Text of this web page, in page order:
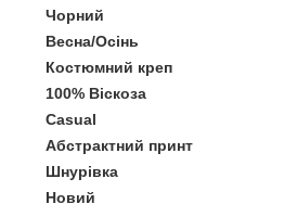
Чорний
Весна/Осінь
Костюмний креп
100% Віскоза
Casual
Абстрактний принт
Шнурівка
Новий